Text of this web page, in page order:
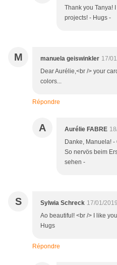
Thank you Tanya!
projects! - Hugs -
M manuela geiswinkler 17/
Dear Aurélie,<br /> your
colors...
Répondre
A Aurélie FABRE
Danke, Manuela!
So nervös beim
sehen -
S Sylwia Schreck 17/01/
Ao beautiful! <br /> I like
Hugs
Répondre